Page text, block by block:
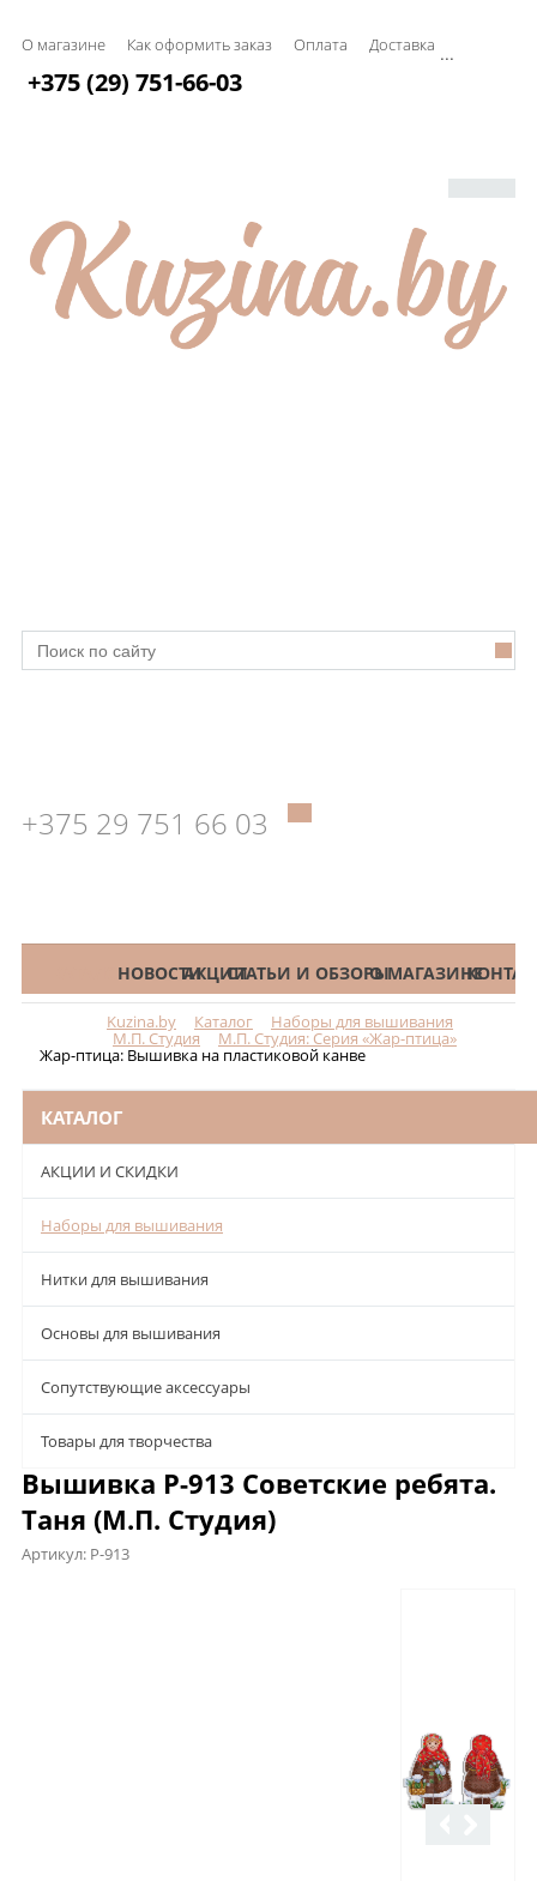
О магазине Как оформить заказ Оплата Доставка ...
+375 (29) 751-66-03
+375 29 751 66 03
КАТАЛОГНОВОСТИАКЦИИСТАТЬИ И ОБЗОРЫО МАГАЗИНЕ
Kuzina.by Каталог Наборы для вышивания
М.П. Студия М.П. Студия: Серия «Жар-птица»
Жар-птица: Вышивка на пластиковой канве
КАТАЛОГ
АКЦИИ И СКИДКИ
Наборы для вышивания
Нитки для вышивания
Основы для вышивания
Сопутствующие аксессуары
Товары для творчества
Вышивка Р-913 Советские ребята.
Таня (М.П. Студия)
Артикул: Р-913